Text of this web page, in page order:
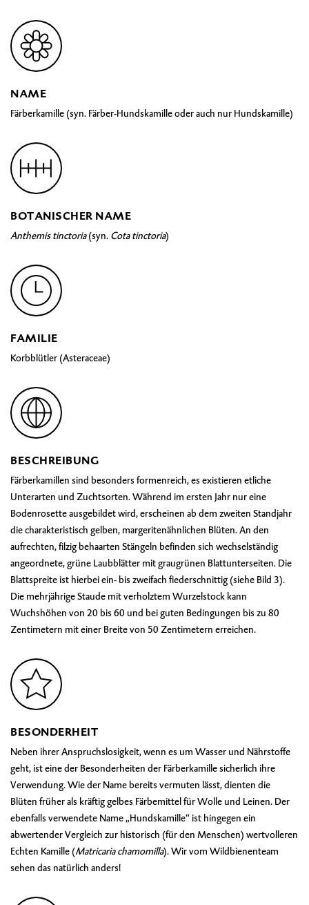
NAME
Färberkamille (syn. Färber-Hundskamille oder auch nur Hundskamille)
BOTANISCHER NAME
Anthemis tinctoria(syn. Cota tinctoria)
FAMILIE
Korbblütler (Asteraceae)
BESCHREIBUNG
Färberkamillen sind besonders formenreich, es existieren etliche
Unterarten und Zuchtsorten. Während im ersten Jahr nur eine
Bodenrosette ausgebildet wird, erscheinen ab dem zweiten Standjahr
die charakteristisch gelben, margeritenähnlichen Blüten. An den
aufrechten, filzig behaarten Stängeln befinden sich wechselständig
angeordnete, grüne Laubblätter mit graugrünen Blattunterseiten. Die
Blattspreite ist hierbei ein- bis zweifach fiederschnittig (siehe Bild 3).
Die mehrjährige Staude mit verholztem Wurzelstock kann
Wuchshöhen von 20 bis 60 und bei guten Bedingungen bis zu 80
Zentimetern mit einer Breite von 50 Zentimetern erreichen.
BESONDERHEIT
Neben ihrer Anspruchslosigkeit, wenn es um Wasser und Nährstoffe
geht, ist eine der Besonderheiten der Färberkamille sicherlich ihre
Verwendung. Wie der Name bereits vermuten lässt, dienten die
Blüten früher als kräftig gelbes Färbemittel für Wolle und Leinen. Der
ebenfalls verwendete Name „Hundskamille“ ist hingegen ein
abwertender Vergleich zur historisch (für den Menschen) wertvolleren
Echten Kamille (Matricaria chamomilla). Wir vom Wildbienenteam
sehen das natürlich anders!